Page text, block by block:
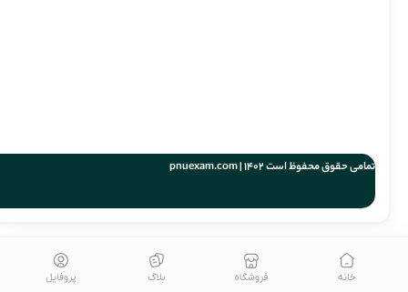
تمامی حقوق محفوظ است 1402 | pnuexam.com